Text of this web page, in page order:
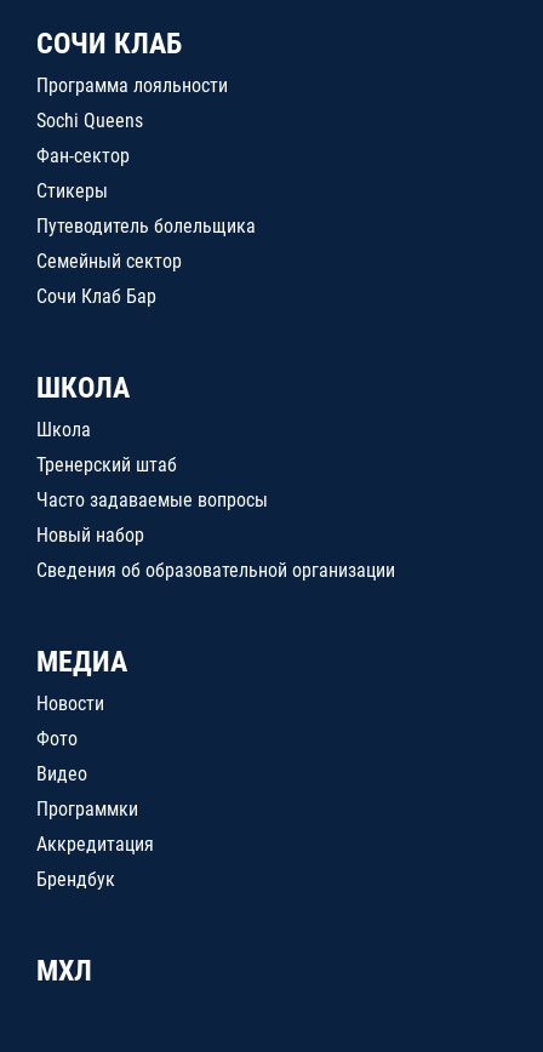
СОЧИ КЛАБ
Программа лояльности
Sochi Queens
Фан-сектор
Стикеры
Путеводитель болельщика
Семейный сектор
Сочи Клаб Бар
ШКОЛА
Школа
Тренерский штаб
Часто задаваемые вопросы
Новый набор
Сведения об образовательной организации
МЕДИА
Новости
Фото
Видео
Программки
Аккредитация
Брендбук
МХЛ